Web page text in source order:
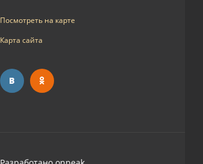
Посмотреть на карте
Карта сайта